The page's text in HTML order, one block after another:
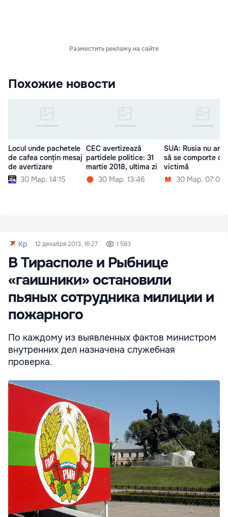
Разместить рекламу на сайте
Похожие новости
Locul unde pachetele
de cafea conțin mesaj
de avertizare
30 Мар. 14:15
CEC avertizează
partidele politice: 31
martie 2018, ultima zi
30 Мар. 13:46
SUA: Rusia nu ar
să se comporte ca
victimă
30 Мар. 07:00
Kp 12 декабря 2013, 16:27 1 583
В Тирасполе и Рыбнице
«гаишники» остановили
пьяных сотрудника милиции и
пожарного
По каждому из выявленных фактов министром
внутренних дел назначена служебная
проверка.